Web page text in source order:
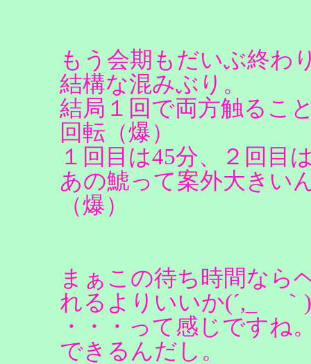
もう会期もだいぶ終わ
結構な混みぶり。
結局１回で両方触るこ
回転（爆）
１回目は45分、２回目
あの鯱って案外大きい
（爆）
まぁこの待ち時間なら
れるよりいいか(´,_ゝ｀
・・・って感じですね
できるんだし。